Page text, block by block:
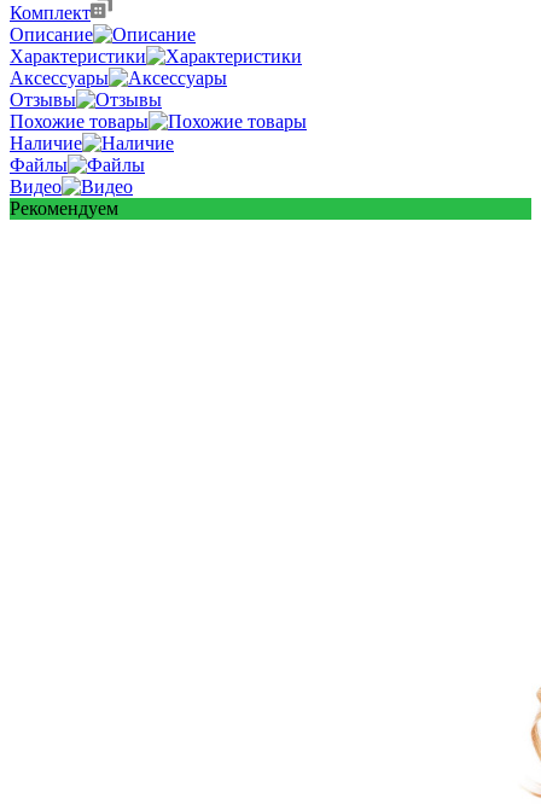
Комплект
Описание
Характеристики
Аксессуары
Отзывы
Похожие товары
Наличие
Файлы
Видео
Рекомендуем